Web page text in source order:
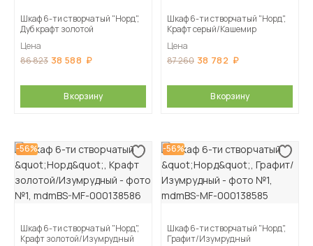
Шкаф 6-ти створчатый "Норд",
Дуб крафт золотой
Цена
86 823 38 588
В корзину
Шкаф 6-ти створчатый "Норд",
Крафт серый/Кашемир
Цена
87 260 38 782
В корзину
-56%
Шкаф 6-ти створчатый "Норд",
Крафт золотой/Изумрудный
-56%
Шкаф 6-ти створчатый "Норд",
Графит/Изумрудный